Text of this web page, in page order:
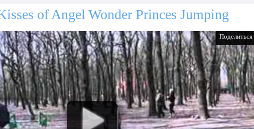
of Angel Wonder Princes Jumping
Поделиться